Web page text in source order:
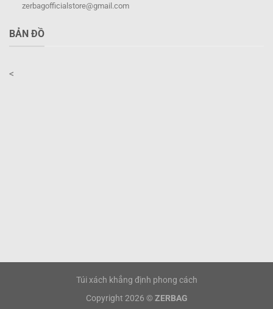
zerbagofficialstore@gmail.com
BẢN ĐỒ
<
Túi xách khẳng định phong cách
Copyright 2026 © ZERBAG